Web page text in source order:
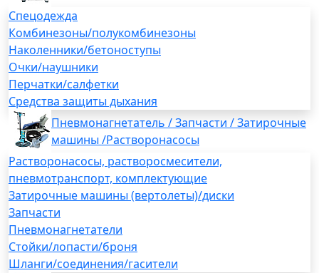
Спецодежда
Комбинезоны/полукомбинезоны
Наколенники/бетоноступы
Очки/наушники
Перчатки/салфетки
Средства защиты дыхания
Пневмонагнетатель / Запчасти / Затирочные
машины /Растворонасосы
Растворонасосы, растворосмесители,
пневмотранспорт, комплектующие
Затирочные машины (вертолеты)/диски
Запчасти
Пневмонагнетатели
Стойки/лопасти/броня
Шланги/соединения/гасители